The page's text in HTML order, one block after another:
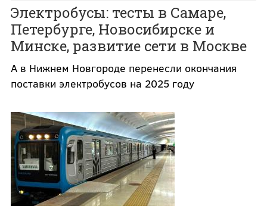
Электробусы: тесты в Самаре,
Петербурге, Новосибирске и
Минске, развитие сети в Москве
А в Нижнем Новгороде перенесли окончания
поставки электробусов на 2025 году